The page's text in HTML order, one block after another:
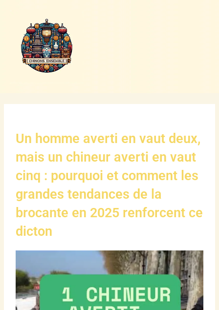
contenu
Un homme averti en vaut deux,
mais un chineur averti en vaut
cinq : pourquoi et comment les
grandes tendances de la
brocante en 2025 renforcent ce
dicton